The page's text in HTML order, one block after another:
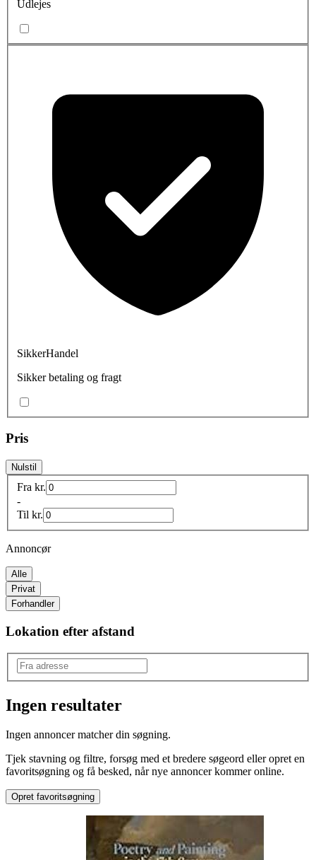
Udlejes
SikkerHandel
Sikker betaling og fragt
Pris
Nulstil
Fra kr.
-
Til kr.
Annoncør
Alle
Privat
Forhandler
Lokation efter afstand
Andet mærke
Ingen resultater
Ingen annoncer matcher din søgning.
Tjek stavning og filtre, forsøg med et bredere søgeord eller opret en
favoritsøgning og få besked, når nye annoncer kommer online.
Opret favoritsøgning